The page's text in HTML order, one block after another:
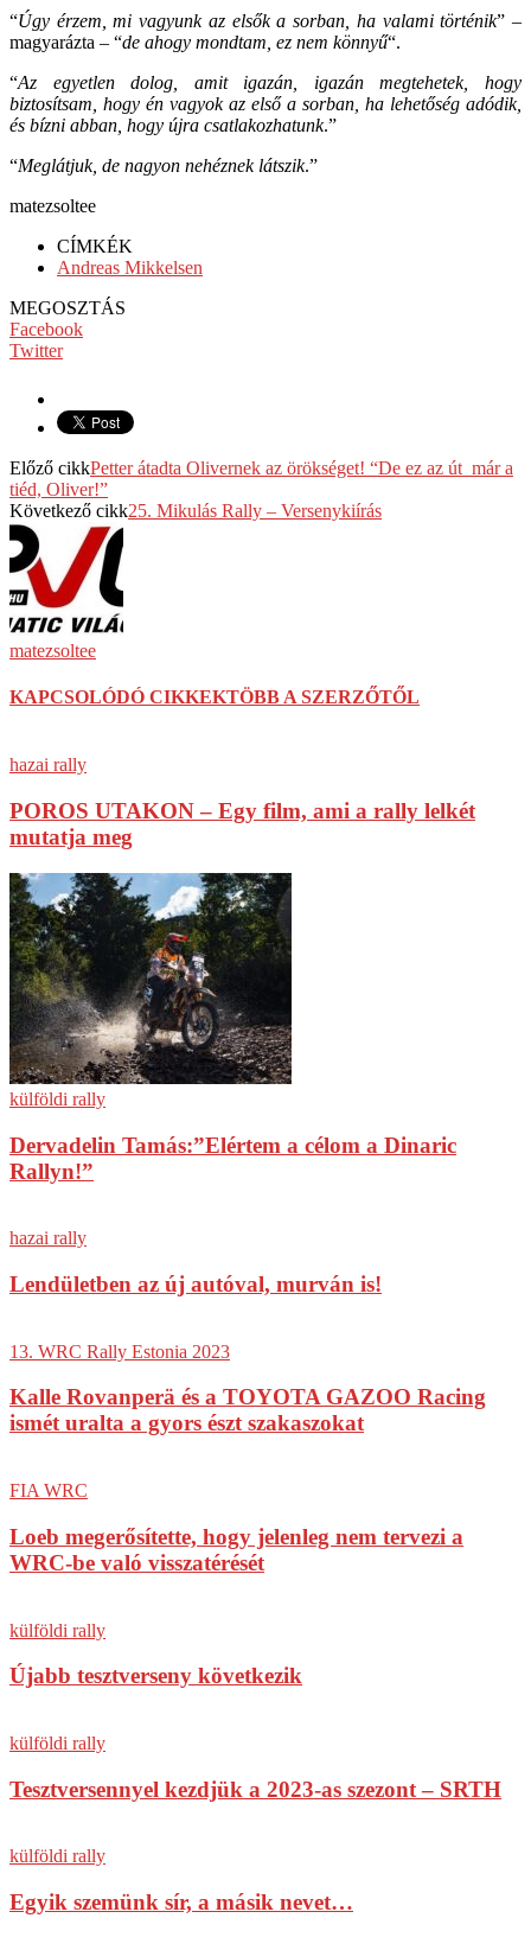
“Úgy érzem, mi vagyunk az elsők a sorban, ha valami történik” –
magyarázta – “de ahogy mondtam, ez nem könnyű“.
“Az egyetlen dolog, amit igazán, igazán megtehetek, hogy
biztosítsam, hogy én vagyok az első a sorban, ha lehetőség adódik,
és bízni abban, hogy újra csatlakozhatunk.”
“Meglátjuk, de nagyon nehéznek látszik.”
matezsoltee
CÍMKÉK
Andreas Mikkelsen
MEGOSZTÁS
Facebook
Twitter
Előző cikkPetter átadta Olivernek az örökséget! “De ez az út már a
tiéd, Oliver!”
Következő cikk25. Mikulás Rally – Versenykiírás
matezsoltee
KAPCSOLÓDÓ CIKKEKTÖBB A SZERZŐTŐL
hazai rally
POROS UTAKON – Egy film, ami a rally lelkét
mutatja meg
külföldi rally
Dervadelin Tamás:”Elértem a célom a Dinaric
Rallyn!”
hazai rally
Lendületben az új autóval, murván is!
13. WRC Rally Estonia 2023
Kalle Rovanperä és a TOYOTA GAZOO Racing
ismét uralta a gyors észt szakaszokat
FIA WRC
Loeb megerősítette, hogy jelenleg nem tervezi a
WRC-be való visszatérését
külföldi rally
Újabb tesztverseny következik
külföldi rally
Tesztversennyel kezdjük a 2023-as szezont – SRTH
külföldi rally
Egyik szemünk sír, a másik nevet…